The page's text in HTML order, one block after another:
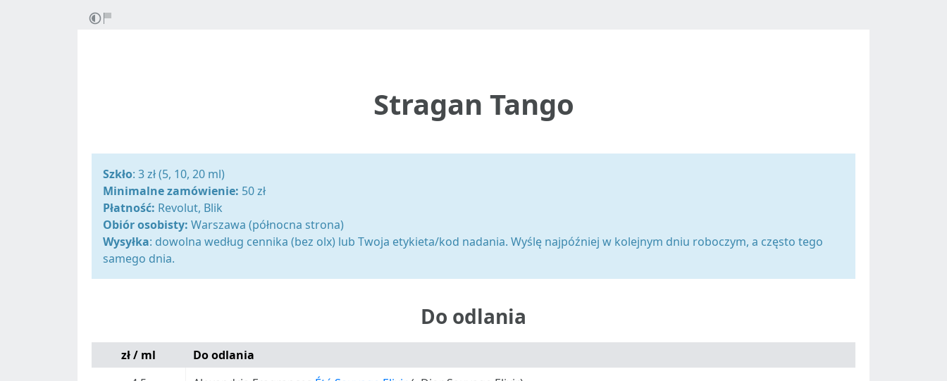
Stragan Tango
Szkło: 3 zł (5, 10, 20 ml)
Minimalne zamówienie: 50 zł
Płatność: Revolut, Blik
Obiór osobisty: Warszawa (północna strona)
Wysyłka: dowolna według cennika (bez olx) lub Twoja etykieta/kod nadania. Wyślę najpóźniej w kolejnym dniu roboczym, a często tego
samego dnia.
Do odlania
zł / ml
Do odlania